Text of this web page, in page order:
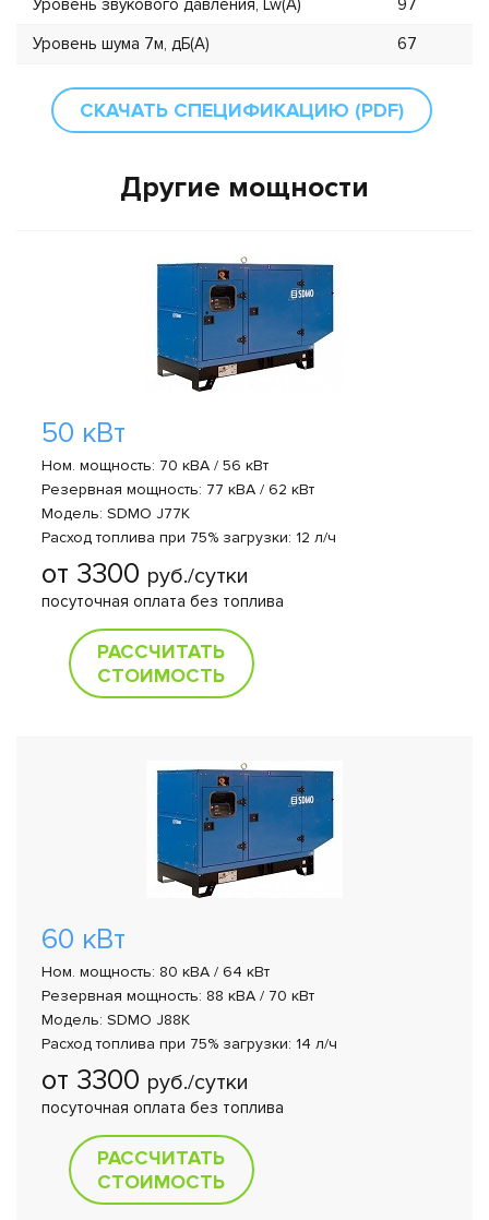
Уровень звукового давления, Lw(А)
97
Уровень шума 7м, дБ(А)
67
СКАЧАТЬ СПЕЦИФИКАЦИЮ (PDF)
Другие мощности
50 кВт
Ном. мощность: 70 кВА / 56 кВт
Резервная мощность: 77 кВА / 62 кВт
Модель: SDMO J77K
Расход топлива при 75% загрузки: 12 л/ч
от 3300 руб./сутки
посуточная оплата без топлива
РАССЧИТАТЬ
СТОИМОСТЬ
60 кВт
Ном. мощность: 80 кВА / 64 кВт
Резервная мощность: 88 кВА / 70 кВт
Модель: SDMO J88K
Расход топлива при 75% загрузки: 14 л/ч
от 3300 руб./сутки
посуточная оплата без топлива
РАССЧИТАТЬ
СТОИМОСТЬ